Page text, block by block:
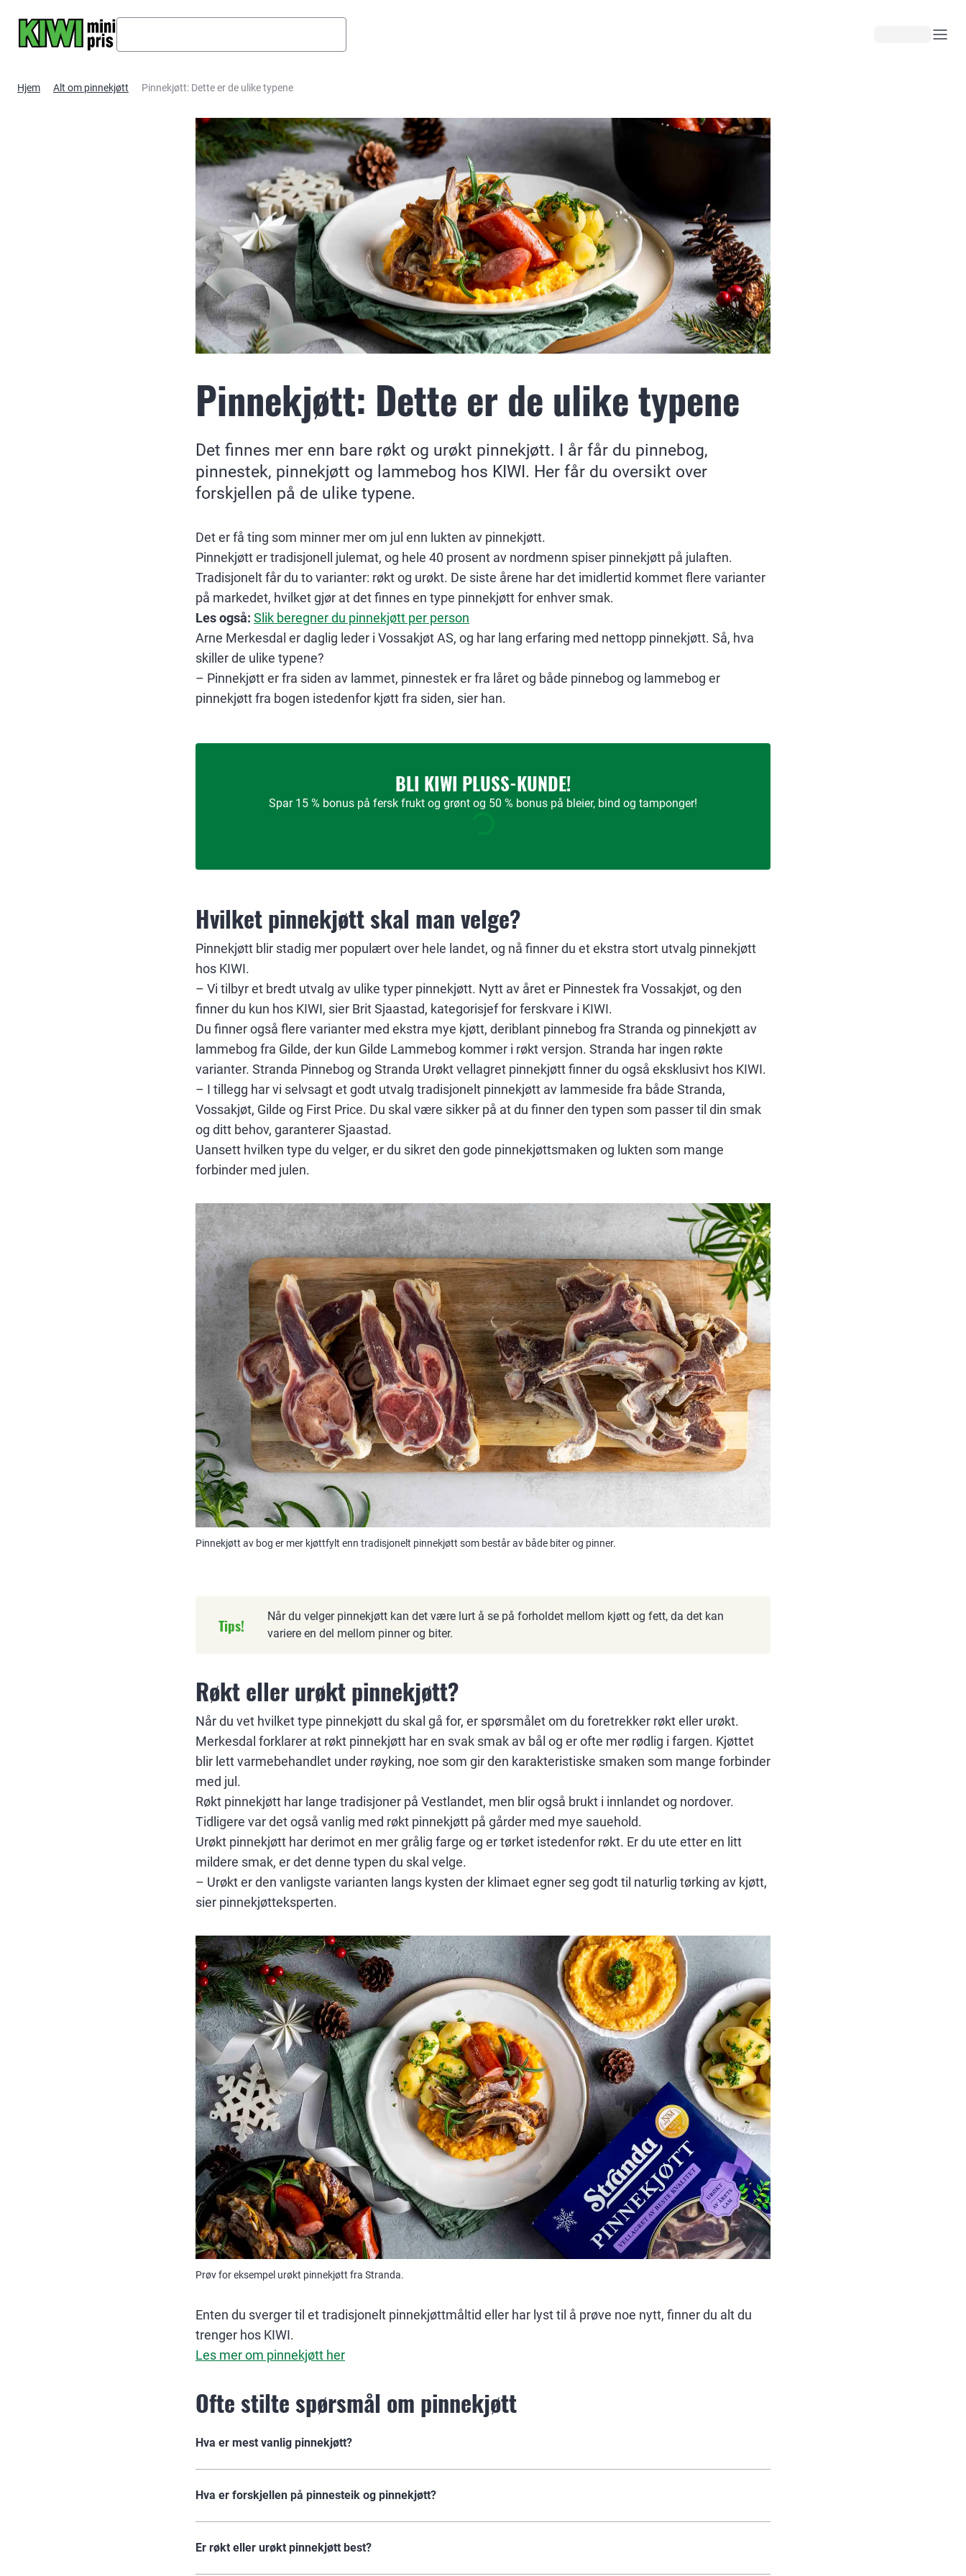
Hjem Alt om pinnekjøtt Pinnekjøtt: Dette er de ulike typene
Pinnekjøtt: Dette er de ulike typene
Det finnes mer enn bare røkt og urøkt pinnekjøtt. I år får du pinnebog,
pinnestek, pinnekjøtt og lammebog hos KIWI. Her får du oversikt over
forskjellen på de ulike typene.
Det er få ting som minner mer om jul enn lukten av pinnekjøtt.
Pinnekjøtt er tradisjonell julemat, og hele 40 prosent av nordmenn spiser pinnekjøtt på julaften.
Tradisjonelt får du to varianter: røkt og urøkt. De siste årene har det imidlertid kommet flere varianter
på markedet, hvilket gjør at det finnes en type pinnekjøtt for enhver smak.
Les også: Slik beregner du pinnekjøtt per person
Arne Merkesdal er daglig leder i Vossakjøt AS, og har lang erfaring med nettopp pinnekjøtt. Så, hva
skiller de ulike typene?
– Pinnekjøtt er fra siden av lammet, pinnestek er fra låret og både pinnebog og lammebog er
pinnekjøtt fra bogen istedenfor kjøtt fra siden, sier han.
BLI KIWI PLUSS-KUNDE!
Spar 15 % bonus på fersk frukt og grønt og 50 % bonus på bleier, bind og tamponger!
Hvilket pinnekjøtt skal man velge?
Pinnekjøtt blir stadig mer populært over hele landet, og nå finner du et ekstra stort utvalg pinnekjøtt
hos KIWI.
– Vi tilbyr et bredt utvalg av ulike typer pinnekjøtt. Nytt av året er Pinnestek fra Vossakjøt, og den
finner du kun hos KIWI, sier Brit Sjaastad, kategorisjef for ferskvare i KIWI.
Du finner også flere varianter med ekstra mye kjøtt, deriblant pinnebog fra Stranda og pinnekjøtt av
lammebog fra Gilde, der kun Gilde Lammebog kommer i røkt versjon. Stranda har ingen røkte
varianter. Stranda Pinnebog og Stranda Urøkt vellagret pinnekjøtt finner du også eksklusivt hos KIWI.
– I tillegg har vi selvsagt et godt utvalg tradisjonelt pinnekjøtt av lammeside fra både Stranda,
Vossakjøt, Gilde og First Price. Du skal være sikker på at du finner den typen som passer til din smak
og ditt behov, garanterer Sjaastad.
Uansett hvilken type du velger, er du sikret den gode pinnekjøttsmaken og lukten som mange
forbinder med julen.
Pinnekjøtt av bog er mer kjøttfylt enn tradisjonelt pinnekjøtt som består av både biter og pinner.
Tips!
Når du velger pinnekjøtt kan det være lurt å se på forholdet mellom kjøtt og fett, da det kan
variere en del mellom pinner og biter.
Røkt eller urøkt pinnekjøtt?
Når du vet hvilket type pinnekjøtt du skal gå for, er spørsmålet om du foretrekker røkt eller urøkt.
Merkesdal forklarer at røkt pinnekjøtt har en svak smak av bål og er ofte mer rødlig i fargen. Kjøttet
blir lett varmebehandlet under røyking, noe som gir den karakteristiske smaken som mange forbinder
med jul.
Røkt pinnekjøtt har lange tradisjoner på Vestlandet, men blir også brukt i innlandet og nordover.
Tidligere var det også vanlig med røkt pinnekjøtt på gårder med mye sauehold.
Urøkt pinnekjøtt har derimot en mer grålig farge og er tørket istedenfor røkt. Er du ute etter en litt
mildere smak, er det denne typen du skal velge.
– Urøkt er den vanligste varianten langs kysten der klimaet egner seg godt til naturlig tørking av kjøtt,
sier pinnekjøtteksperten.
Prøv for eksempel urøkt pinnekjøtt fra Stranda.
Enten du sverger til et tradisjonelt pinnekjøttmåltid eller har lyst til å prøve noe nytt, finner du alt du
trenger hos KIWI.
Les mer om pinnekjøtt her
Ofte stilte spørsmål om pinnekjøtt
Hva er mest vanlig pinnekjøtt?
Hva er forskjellen på pinnesteik og pinnekjøtt?
Er røkt eller urøkt pinnekjøtt best?